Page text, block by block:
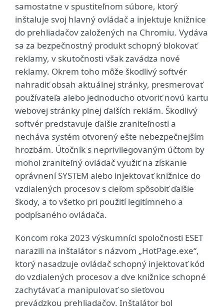
samostatne v spustiteľnom súbore, ktorý
inštaluje svoj hlavný ovládač a injektuje knižnice
do prehliadačov založených na Chromiu. Vydáva
sa za bezpečnostný produkt schopný blokovať
reklamy, v skutočnosti však zavádza nové
reklamy. Okrem toho môže škodlivý softvér
nahradiť obsah aktuálnej stránky, presmerovať
používateľa alebo jednoducho otvoriť novú kartu
webovej stránky plnej ďalších reklám. Škodlivý
softvér predstavuje ďalšie zraniteľnosti a
necháva systém otvorený ešte nebezpečnejším
hrozbám. Útočník s neprivilegovaným účtom by
mohol zraniteľný ovládač využiť na získanie
oprávnení SYSTEM alebo injektovať knižnice do
vzdialených procesov s cieľom spôsobiť ďalšie
škody, a to všetko pri použití legitímneho a
podpísaného ovládača.
Koncom roka 2023 výskumníci spoločnosti ESET
narazili na inštalátor s názvom „HotPage.exe“,
ktorý nasadzuje ovládač schopný injektovať kód
do vzdialených procesov a dve knižnice schopné
zachytávať a manipulovať so sieťovou
prevádzkou prehliadačov. Inštalátor bol